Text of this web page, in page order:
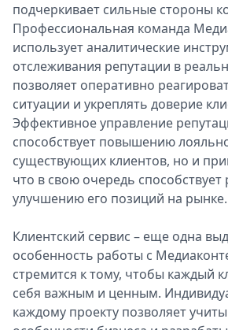
подчеркивает сильные стороны
Профессиональная команда
использует аналитические
отслеживания репутации в
позволяет оперативно
ситуации и укреплять доверие
Эффективное управление
способствует повышению
существующих клиентов, но и
что в свою очередь способствует
улучшению его позиций на рынке.
Клиентский сервис – еще одна
особенность работы с
стремится к тому, чтобы каждый
себя важным и ценным.
каждому проекту позволяет